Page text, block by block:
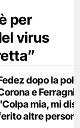
per
virus
dopo la
e Ferragni
mia, mi
altre